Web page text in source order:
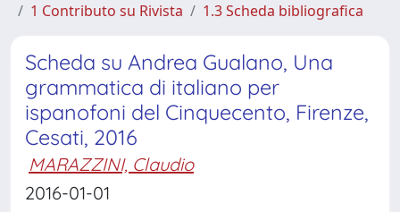
1 Contributo su Rivista
1.3 Scheda bibliografica
Scheda su Andrea Gualano, Una
grammatica di italiano per
ispanofoni del Cinquecento, Firenze,
Cesati, 2016
MARAZZINI, Claudio
2016-01-01